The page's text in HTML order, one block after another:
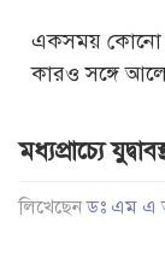
একসময় কোনো
কারও সঙ্গে
মধ্যপ্রাচ্যে
লিখেছেনডঃ এম এ